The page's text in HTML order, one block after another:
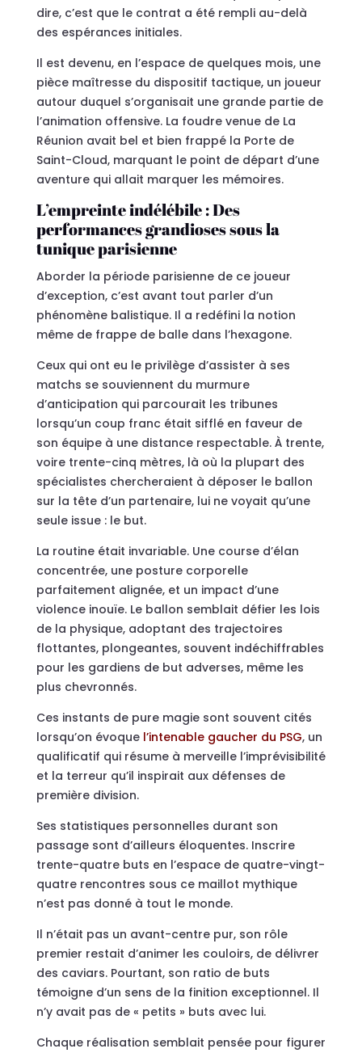
dire, c’est que le contrat a été rempli au-delà
des espérances initiales.
Il est devenu, en l’espace de quelques mois, une
pièce maîtresse du dispositif tactique, un joueur
autour duquel s’organisait une grande partie de
l’animation offensive. La foudre venue de La
Réunion avait bel et bien frappé la Porte de
Saint-Cloud, marquant le point de départ d’une
aventure qui allait marquer les mémoires.
L’empreinte indélébile : Des
performances grandioses sous la
tunique parisienne
Aborder la période parisienne de ce joueur
d’exception, c’est avant tout parler d’un
phénomène balistique. Il a redéfini la notion
même de frappe de balle dans l’hexagone.
Ceux qui ont eu le privilège d’assister à ses
matchs se souviennent du murmure
d’anticipation qui parcourait les tribunes
lorsqu’un coup franc était sifflé en faveur de
son équipe à une distance respectable. À trente,
voire trente-cinq mètres, là où la plupart des
spécialistes chercheraient à déposer le ballon
sur la tête d’un partenaire, lui ne voyait qu’une
seule issue : le but.
La routine était invariable. Une course d’élan
concentrée, une posture corporelle
parfaitement alignée, et un impact d’une
violence inouïe. Le ballon semblait défier les lois
de la physique, adoptant des trajectoires
flottantes, plongeantes, souvent indéchiffrables
pour les gardiens de but adverses, même les
plus chevronnés.
Ces instants de pure magie sont souvent cités
lorsqu’on évoque l’intenable gaucher du PSG, un
qualificatif qui résume à merveille l’imprévisibilité
et la terreur qu’il inspirait aux défenses de
première division.
Ses statistiques personnelles durant son
passage sont d’ailleurs éloquentes. Inscrire
trente-quatre buts en l’espace de quatre-vingt-
quatre rencontres sous ce maillot mythique
n’est pas donné à tout le monde.
Il n’était pas un avant-centre pur, son rôle
premier restait d’animer les couloirs, de délivrer
des caviars. Pourtant, son ratio de buts
témoigne d’un sens de la finition exceptionnel. Il
n’y avait pas de « petits » buts avec lui.
Chaque réalisation semblait pensée pour figurer